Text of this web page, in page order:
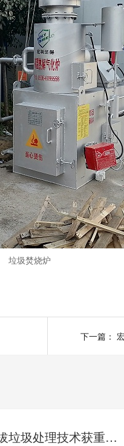
垃圾焚烧炉
下一篇：
国内高海拔垃圾处理技术获重大突破，青海生活垃圾处理项目树行业新标杆